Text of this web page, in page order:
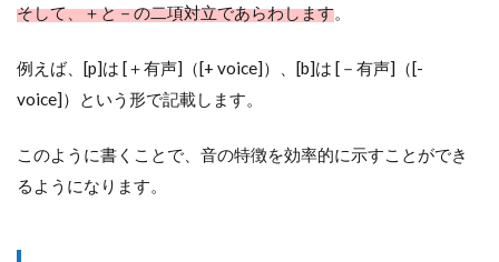
そして、＋と－の二項対立であらわします
例えば、[p]は [＋有声]（[+ voice]）、[b]は [－有声]（[-
voice]）という形で記載します。
このように書くことで、音の特徴を効率的に示すことができ
るようになります。